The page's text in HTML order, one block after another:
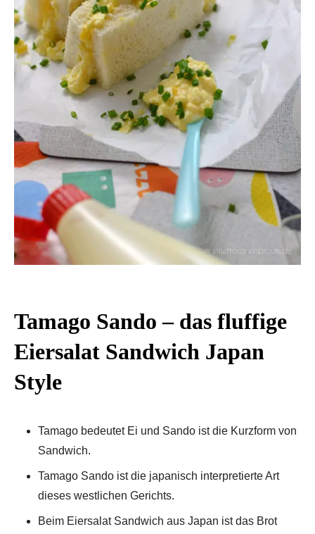
Tamago Sando – das fluffige
Eiersalat Sandwich Japan
Style
Tamago bedeutet Ei und Sando ist die Kurzform von
Sandwich.
Tamago Sando ist die japanisch interpretierte Art
dieses westlichen Gerichts.
Beim Eiersalat Sandwich aus Japan ist das Brot